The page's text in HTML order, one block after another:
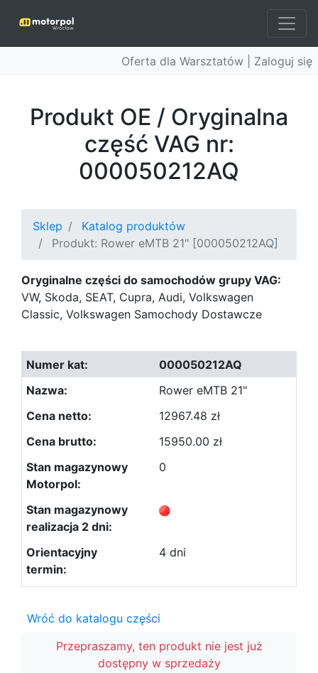
Oferta dla Warsztatów | Zaloguj się
Produkt OE / Oryginalna
część VAG nr:
000050212AQ
Sklep
Katalog produktów
Produkt: Rower eMTB 21" [000050212AQ]
Oryginalne części do samochodów grupy VAG:
VW, Skoda, SEAT, Cupra, Audi, Volkswagen
Classic, Volkswagen Samochody Dostawcze
000050212AQ
Rower eMTB 21"
12967.48 zł
15950.00 zł
0
4 dni
Wróć do katalogu części
Przepraszamy, ten produkt nie jest już
dostępny w sprzedaży